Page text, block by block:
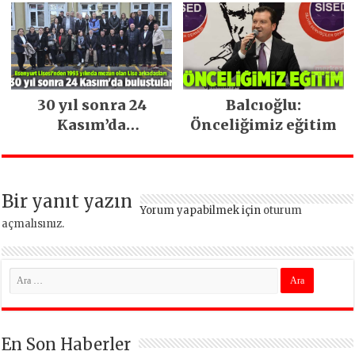
ara vermeden
devam ediyor
30 yıl sonra 24
Kasım’da
Balcıoğlu:
Önceliğimiz eğitim
Bir yanıt yazın Yorum yapabilmek için oturum
açmalısınız.
En Son Haberler